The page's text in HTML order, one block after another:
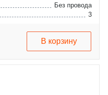
Без провода
3
В корзину